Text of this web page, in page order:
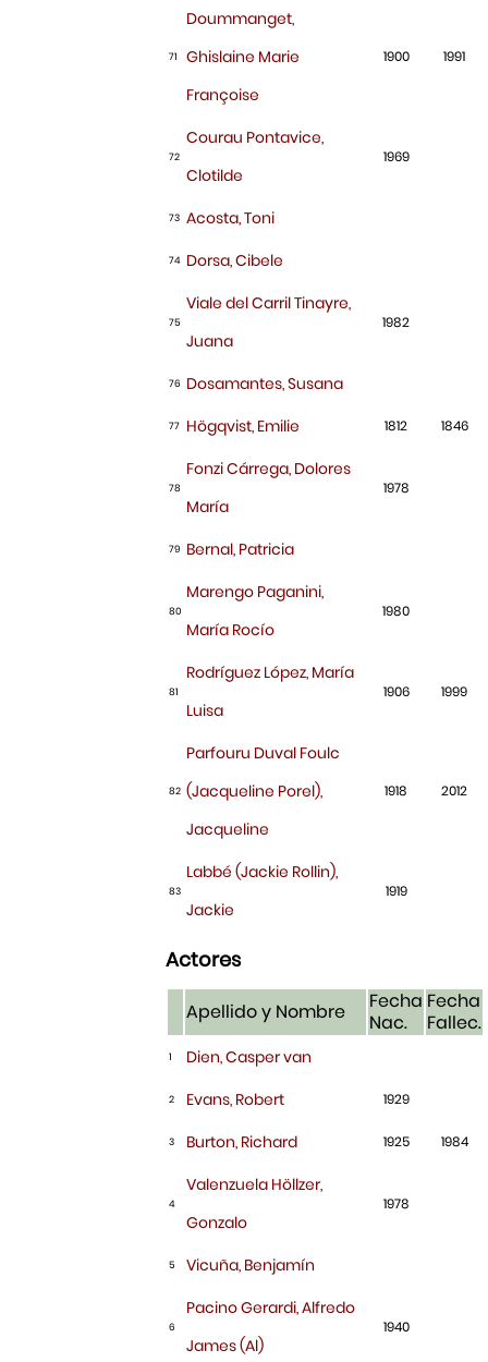
71
Doummanget,
Ghislaine Marie
Françoise
1900 1991
72
Courau Pontavice,
Clotilde
1969
73 Acosta, Toni
74 Dorsa, Cibele
75
Viale del Carril Tinayre,
Juana
1982
76 Dosamantes, Susana
77 Högqvist, Emilie 1812 1846
78
Fonzi Cárrega, Dolores
María
1978
79 Bernal, Patricia
80
Marengo Paganini,
María Rocío
1980
81
Rodríguez López, María
Luisa
1906 1999
82
Parfouru Duval Foulc
(Jacqueline Porel),
Jacqueline
1918 2012
83
Labbé (Jackie Rollin),
Jackie
1919
Actores
Apellido y Nombre
Fecha
Nac.
Fecha
Fallec.
1 Dien, Casper van
2 Evans, Robert 1929
3 Burton, Richard 1925 1984
4
Valenzuela Höllzer,
Gonzalo
1978
5 Vicuña, Benjamín
6
Pacino Gerardi, Alfredo
James (Al)
1940